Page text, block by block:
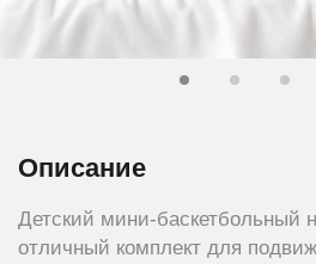
Описание
Детский мини-баскетбольный
отличный комплект для